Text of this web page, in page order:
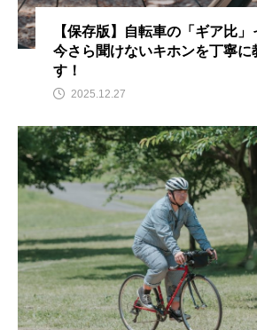
【保存版】自転車の「ギア比」
今さら聞けないキホンを丁寧に
す！
2025.12.27